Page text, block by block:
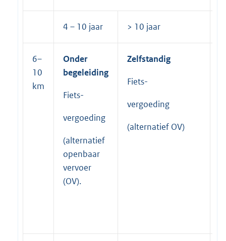
4 – 10 jaar > 10 jaar
6–
10
km
Onder
begeleiding
Fiets-
vergoeding
(alternatief
openbaar
vervoer
(OV).
Zelfstandig
Fiets-
vergoeding
(alternatief OV)